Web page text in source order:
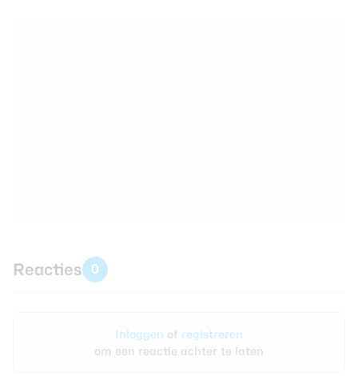
Reacties 0
Inloggen of registreren
om een reactie achter te laten